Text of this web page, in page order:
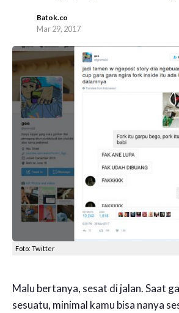
Batok.co
Mar 29, 2017
Foto: Twitter
Malu bertanya, sesat di jalan. Saat
sesuatu, minimal kamu bisa nanya